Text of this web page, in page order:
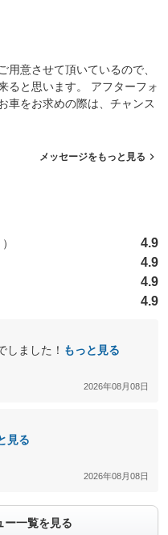
意させて頂いているので、
ると思います。 アフターフォ
車をお求めの際は、チャンス
メッセージをもっと見る
）
4.9
4.9
4.9
4.9
しました！ もっと見る
2026年08月08日
見る
2026年08月08日
ー一覧を見る